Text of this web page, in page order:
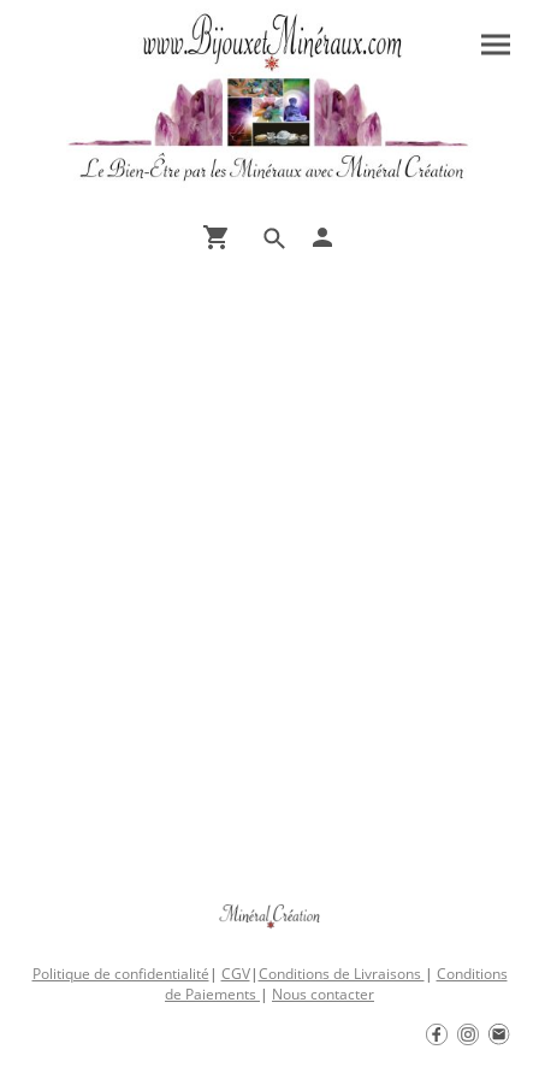
Politique de confidentialité | CGV|Conditions de Livraisons | Conditions
de Paiements | Nous contacter